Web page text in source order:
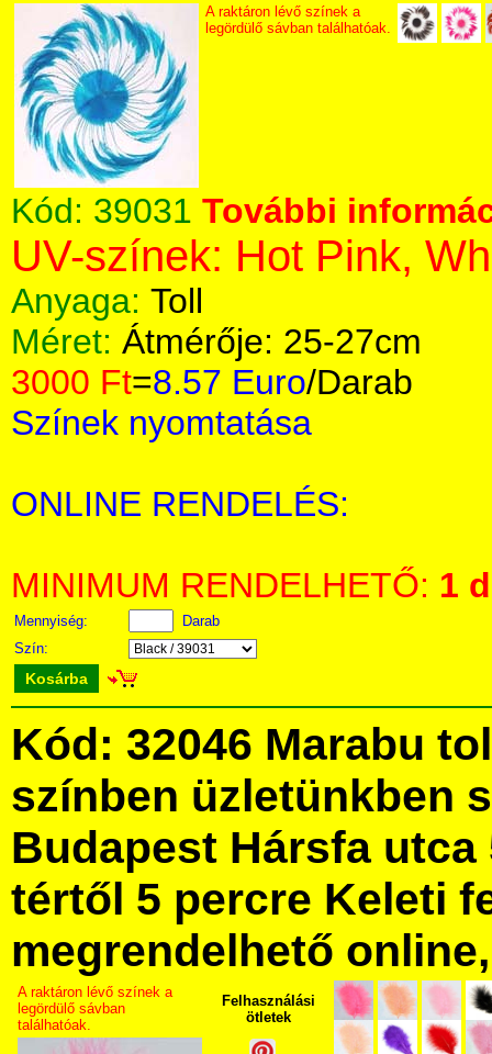
A raktáron lévő színek a
legördülő sávban találhatóak.
Kód: 39031 További
UV-színek: Hot Pink,
Anyaga: Toll
Méret: Átmérője: 25-27cm
3000 Ft=8.57 Euro/Darab
Színek nyomtatása
ONLINE RENDELÉS:
MINIMUM RENDELHETŐ: 1
Mennyiség:
Darab
Szín:
Kosárba
Kód: 32046 Marabu
színben üzletünkben
Budapest Hársfa utca
tértől 5 percre Keleti
megrendelhető
A raktáron lévő színek a
legördülő sávban
találhatóak.
Felhasználási
ötletek